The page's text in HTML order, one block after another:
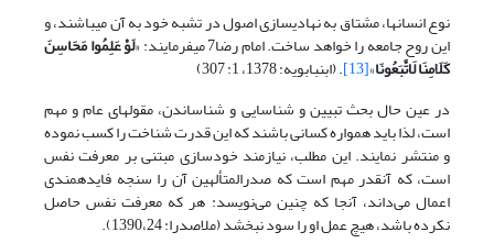
نوع انسان­ها، مشتاق به نهادی­سازی اصول در تشبه خود به آن می­باشند، و
این روح جامعه را خواهد ساخت. امام رضا7 می­فرمایند: « لَوْ عَلِمُوا مَحَاسِنَ
کَلَامِنَا لَاتَّبَعُونَا»
[13]
. (ابن­بابویه: 1378، 1: 307)
در عین حال بحث تبیین و شناسایی و شناساندن، مقوله­ای عام و مهم
است، لذا باید همواره کسانی باشند که این قدرت شناخت را کسب نموده
و منتشر نمایند. این مطلب، نیازمند خودسازی مبتنی بر معرفت نفس
است، که آن­قدر مهم است که صدرالمتألهین آن را سنجه فایده­مندی
اعمال می‌داند، آن­جا که چنین می‌نویسد: هر که معرفت نفس حاصل
نکرده باشد، هیچ عمل او را سود نبخشد (ملاصدرا: 1390،24).